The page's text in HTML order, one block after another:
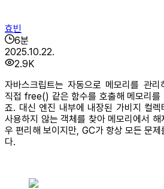
효빈
6분
2025.10.22.
2.9K
자바스크립트는 자동으로 메모리를 관
직접 free() 같은 함수를 호출해 메모리를
죠. 대신 엔진 내부에 내장된 가비지 컬
사용하지 않는 객체를 찾아 메모리에서
우 편리해 보이지만, GC가 항상 모든 문
다.